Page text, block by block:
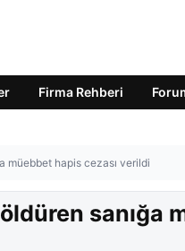
Firma Rehberi
müebbet hapis cezası verildi
sanığa